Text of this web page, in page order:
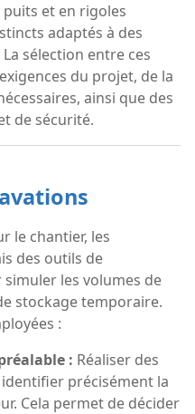
et en rigoles
adaptés à des
sélection entre ces
du projet, de la
ainsi que des
de sécurité.
le chantier, les
des outils de
simuler les volumes de
stockage temporaire.
:
: Réaliser des
précisément la
Cela permet de décider